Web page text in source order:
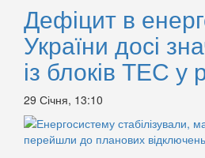
Дефіцит в
України досі
із блоків ТЕС у
29 Січня, 13:10